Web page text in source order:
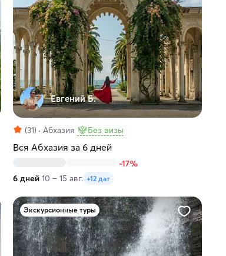
Евгений Б.
(31) Абхазия Без визы
Вся Абхазия за 6 дней
-17%
6 дней 10 – 15 авг. +12 дат
Экскурсионные туры